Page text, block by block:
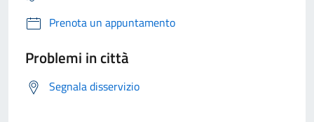
Prenota un appuntamento
Problemi in città
Segnala disservizio